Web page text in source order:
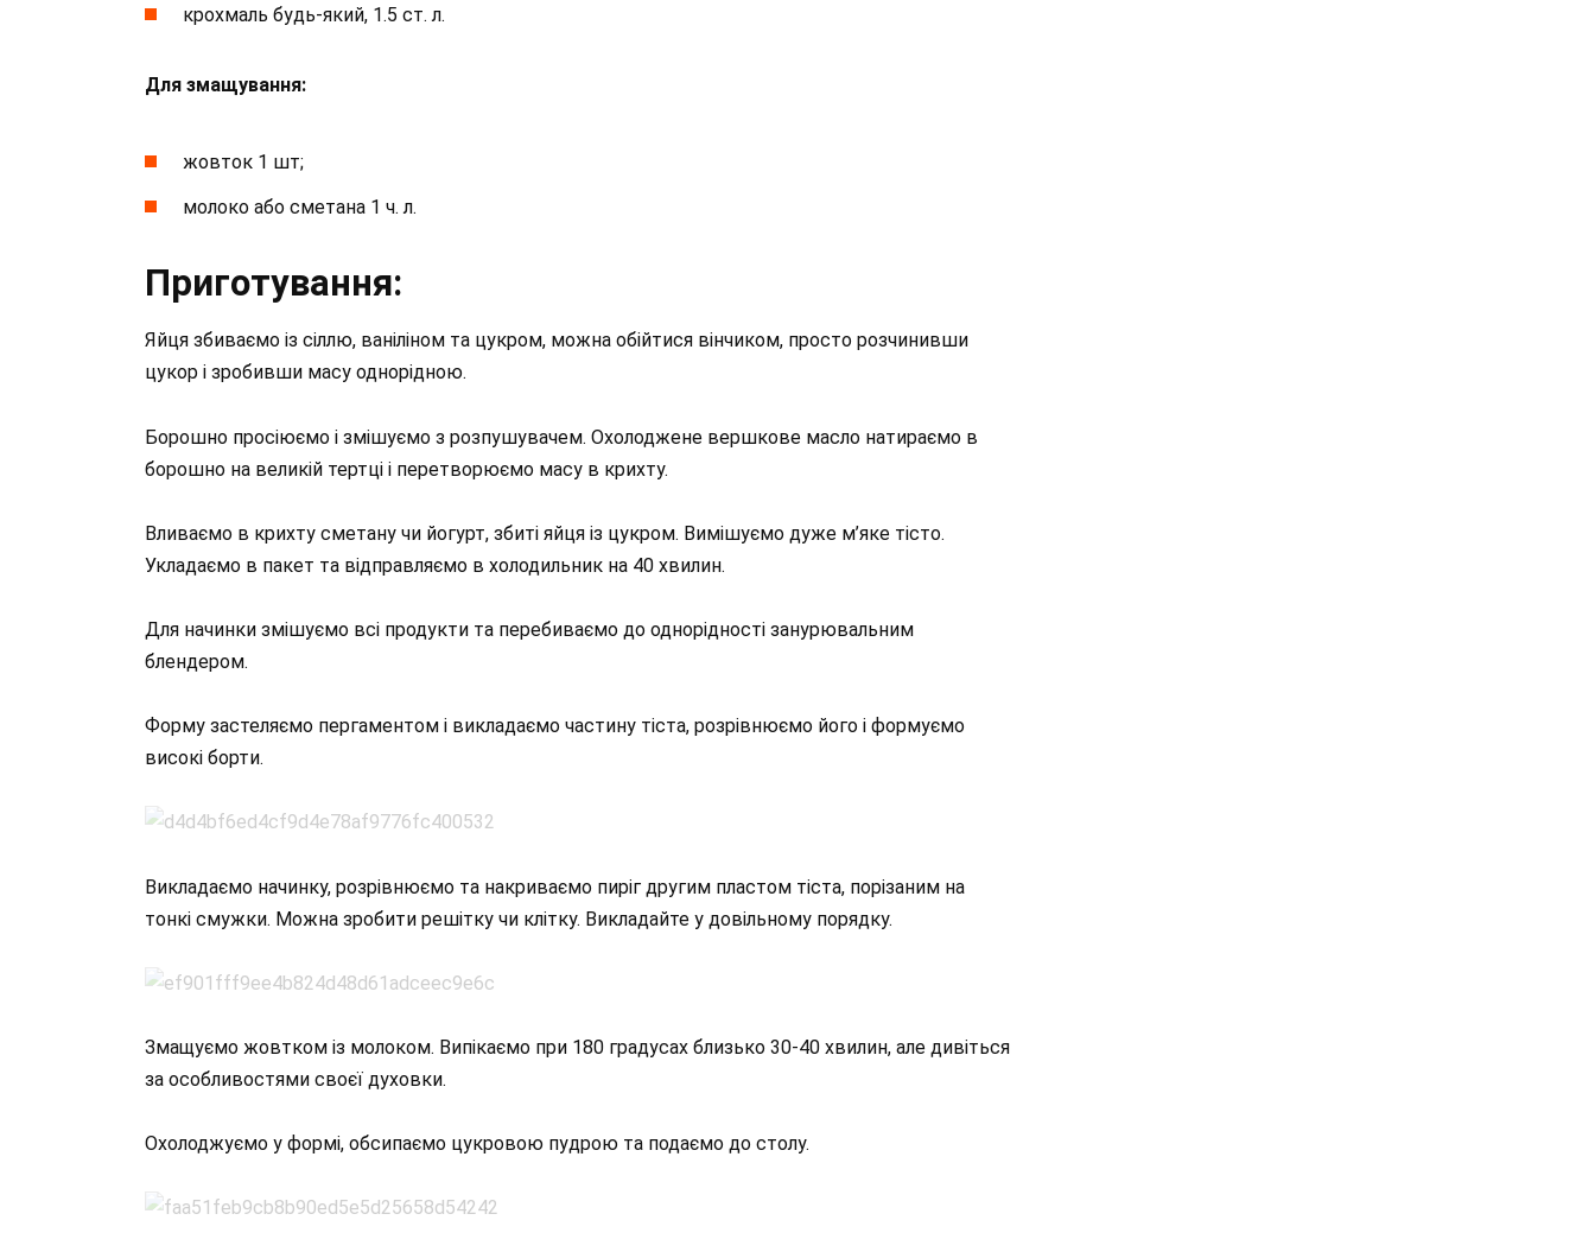
крохмаль будь-який, 1.5 ст. л.
Для змащування:
жовток 1 шт;
молоко або сметана 1 ч. л.
Приготування:
Яйця збиваємо із сіллю, ваніліном та цукром, можна обійтися вінчиком, просто розчинивши
цукор і зробивши масу однорідною.
Борошно просіюємо і змішуємо з розпушувачем. Охолоджене вершкове масло натираємо в
борошно на великій тертці і перетворюємо масу в крихту.
Вливаємо в крихту сметану чи йогурт, збиті яйця із цукром. Вимішуємо дуже м’яке тісто.
Укладаємо в пакет та відправляємо в холодильник на 40 хвилин.
Для начинки змішуємо всі продукти та перебиваємо до однорідності занурювальним
блендером.
Форму застеляємо пергаментом і викладаємо частину тіста, розрівнюємо його і формуємо
високі борти.
Викладаємо начинку, розрівнюємо та накриваємо пиріг другим пластом тіста, порізаним на
тонкі смужки. Можна зробити решітку чи клітку. Викладайте у довільному порядку.
Змащуємо жовтком із молоком. Випікаємо при 180 градусах близько 30-40 хвилин, але дивіться
за особливостями своєї духовки.
Охолоджуємо у формі, обсипаємо цукровою пудрою та подаємо до столу.